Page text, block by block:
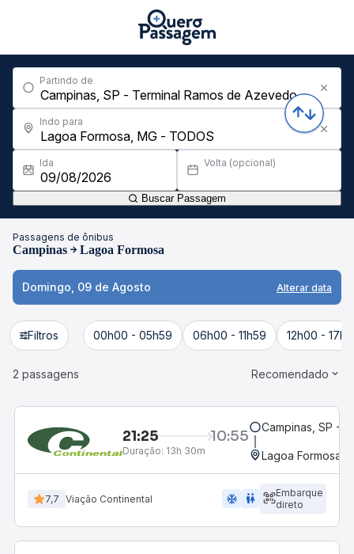
Partindo de
Indo para
Ida Volta (opcional)
Buscar Passagem
Passagens de ônibus
Campinas Lagoa Formosa
Domingo, 09 de Agosto Alterar data
Filtros 00h00 - 05h59 06h00 - 11h59 12h00 -
2 passagens Recomendado
21:25 10:55
Duração: 13h 30m
Campinas, SP -
Lagoa Formosa,
7,7 Viação Continental ac_unit wc
Embarque
direto